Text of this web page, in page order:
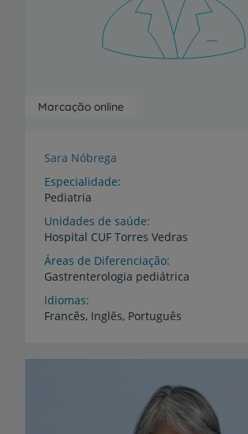
Marcação online
Sara Nóbrega
Especialidade
Pediatria
Unidades de saúde
Hospital CUF Torres Vedras
Áreas de Diferenciação
Gastrenterologia pediátrica
Idiomas
Francês, Inglês, Português